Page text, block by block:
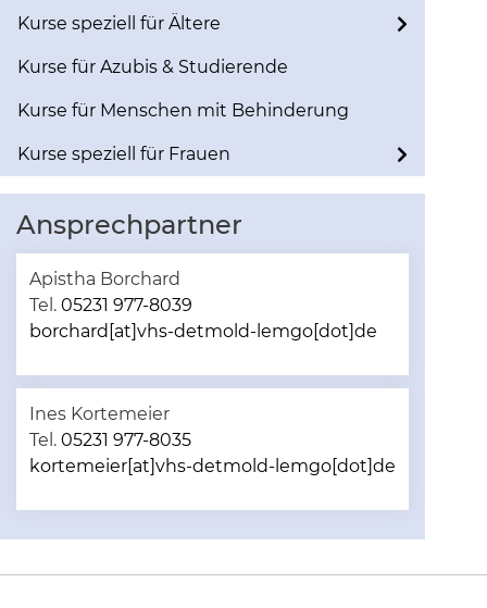
Kurse speziell für Ältere
Kurse für Azubis & Studierende
Kurse für Menschen mit Behinderung
Kurse speziell für Frauen
Ansprechpartner
Apistha Borchard
Tel. 05231 977-8039
borchard[at]vhs-detmold-lemgo[dot]de
Ines Kortemeier
Tel. 05231 977-8035
kortemeier[at]vhs-detmold-lemgo[dot]de